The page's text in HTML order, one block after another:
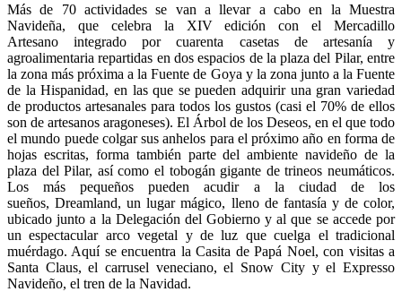
Más de 70 actividades se van a llevar a cabo en la Muestra
Navideña, que celebra la XIV edición con el Mercadillo
Artesano integrado por cuarenta casetas de artesanía y
agroalimentaria repartidas en dos espacios de la plaza del Pilar, entre
la zona más próxima a la Fuente de Goya y la zona junto a la Fuente
de la Hispanidad, en las que se pueden adquirir una gran variedad
de productos artesanales para todos los gustos (casi el 70% de ellos
son de artesanos aragoneses). El Árbol de los Deseos, en el que todo
el mundo puede colgar sus anhelos para el próximo año en forma de
hojas escritas, forma también parte del ambiente navideño de la
plaza del Pilar, así como el tobogán gigante de trineos neumáticos.
Los más pequeños pueden acudir a la ciudad de los
sueños,Dreamland, un lugar mágico, lleno de fantasía y de color,
ubicado junto a la Delegación del Gobierno y al que se accede por
un espectacular arco vegetal y de luz que cuelga el tradicional
muérdago. Aquí se encuentra laCasita de Papá Noel, con visitas a
Santa Claus, el carrusel veneciano, el Snow City y el Expresso
Navideño, el tren de la Navidad.